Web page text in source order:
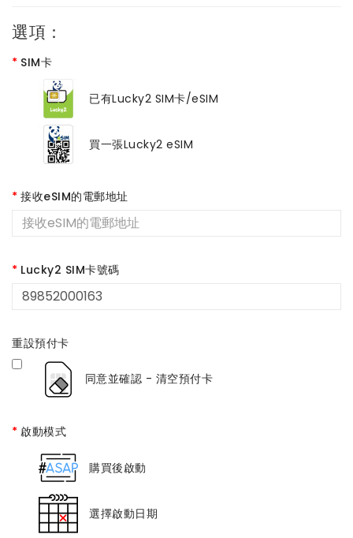
選項：
SIM卡
已有Lucky2 SIM卡/eSIM
買一張Lucky2 eSIM
接收eSIM的電郵地址
Lucky2 SIM卡號碼
重設預付卡
同意並確認 - 清空預付卡
啟動模式
購買後啟動
選擇啟動日期